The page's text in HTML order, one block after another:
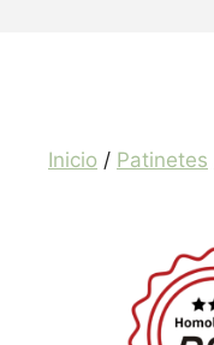
Inicio / Patinetes